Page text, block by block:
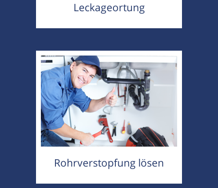
Leckageortung
Rohrverstopfung lösen